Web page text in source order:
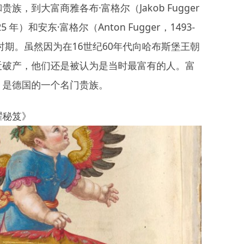
族，到大富商雅各布·富格尔（Jakob Fugger
年）和安东·富格尔（Anton Fugger，1493-
期。虽然因为在16世纪60年代向哈布斯堡王朝
产，他们还是被认为是当时最富有的人。富
德国的一个名门贵族。
笈》